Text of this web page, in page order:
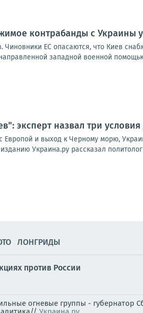
контрабанды с Украины
ЕС опасаются, что Киев
западной военной
эксперт назвал три
Европой и выход к Черному морю,
Украина.ру рассказал
ЛОНГРИДЫ
против России
огневые группы - губернатор